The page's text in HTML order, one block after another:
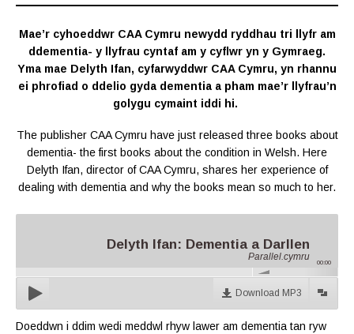
Mae’r cyhoeddwr CAA Cymru newydd ryddhau tri llyfr am
ddementia- y llyfrau cyntaf am y cyflwr yn y Gymraeg.
Yma mae Delyth Ifan, cyfarwyddwr CAA Cymru, yn rhannu
ei phrofiad o ddelio gyda dementia a pham mae’r llyfrau’n
golygu cymaint iddi hi.
The publisher CAA Cymru have just released three books about
dementia- the first books about the condition in Welsh. Here
Delyth Ifan, director of CAA Cymru, shares her experience of
dealing with dementia and why the books mean so much to her.
Delyth Ifan: Dementia a Darllen
Parallel.cymru
00:00
Download MP3
Doeddwn i ddim wedi meddwl rhyw lawer am dementia tan ryw